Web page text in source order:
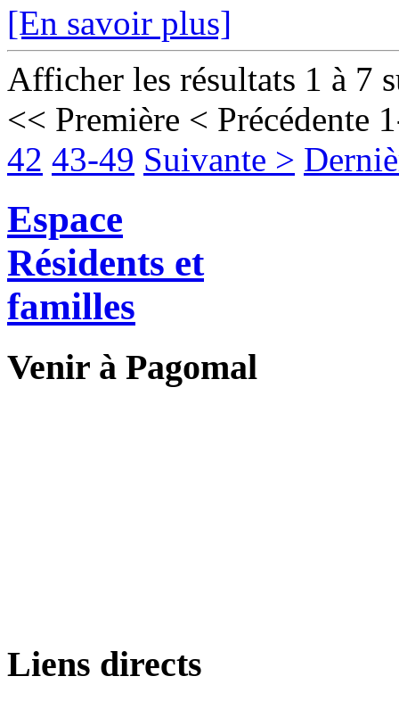
[En savoir plus]
Afficher les résultats 1 à 7
<< Première < Précédente
42 43-49 Suivante >
Espace
Résidents et
familles
Venir à Pagomal
Liens directs